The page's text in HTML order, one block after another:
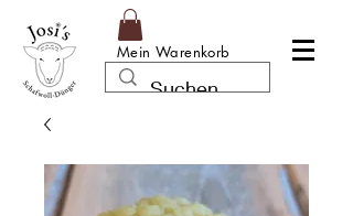
Mein Warenkorb